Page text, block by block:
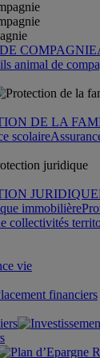
COMPAGNIE
animal de
DE LA
scolaire
JURIDIQUE
immobilière
collectivités